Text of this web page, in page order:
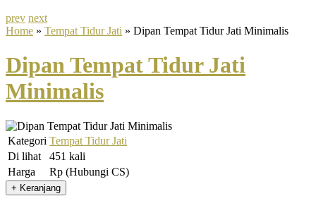
prev next
Home » Tempat Tidur Jati » Dipan Tempat Tidur Jati Minimalis
Dipan Tempat Tidur Jati
Minimalis
Kategori Tempat Tidur Jati
Di lihat
451 kali
Harga
Rp (Hubungi CS)